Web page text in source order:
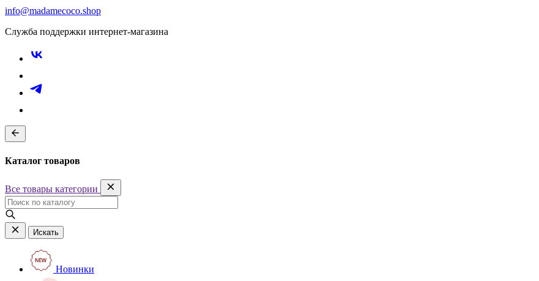
info@madamecoco.shop
Служба поддержки интернет-магазина
Каталог товаров
Все товары категории
Искать
Новинки